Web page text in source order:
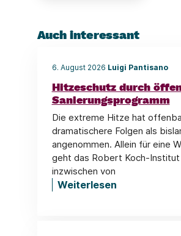
Auch interessant
6. August 2026 Luigi Pantisano
Hitzeschutz durch
Sanierungsprogramm
Die extreme Hitze hat
dramatischere Folgen als
angenommen. Allein für eine
geht das Robert Koch-Institut
inzwischen von
Weiterlesen